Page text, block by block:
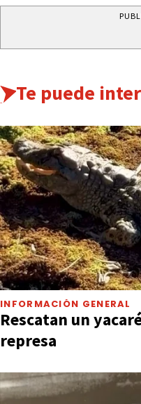
Te puede
INFORMACIÓN GENERAL
Rescatan un
represa